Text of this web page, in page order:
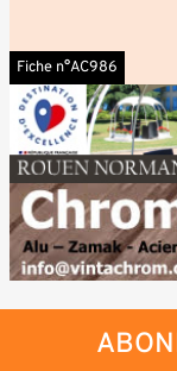
Fiche n°AC986